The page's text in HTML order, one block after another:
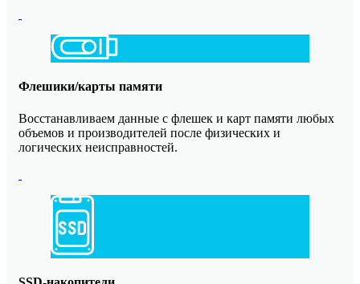
Флешики/карты памяти
Восстанавливаем данные с флешек и карт памяти любых
объемов и производителей после физических и
логических неисправностей.